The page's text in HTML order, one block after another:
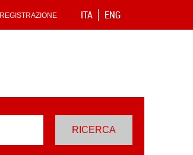
ITA ENG
REGISTRAZIONE